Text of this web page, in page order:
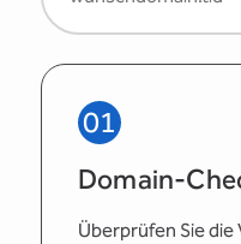
01
Domain-
Überprüfen Sie